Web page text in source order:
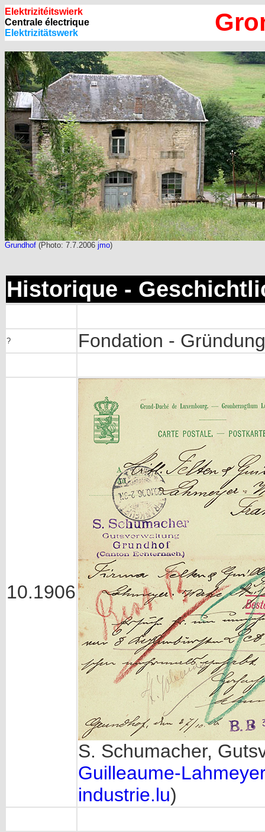
Elektrizitéitswierk
Centrale électrique
Elektrizitätswerk
Grundhof (Photo: 7.7.2006 jmo)
Historique -
? Fondation - Gründung
10.1906
S. Schumacher,
Guilleaume-
industrie.lu)